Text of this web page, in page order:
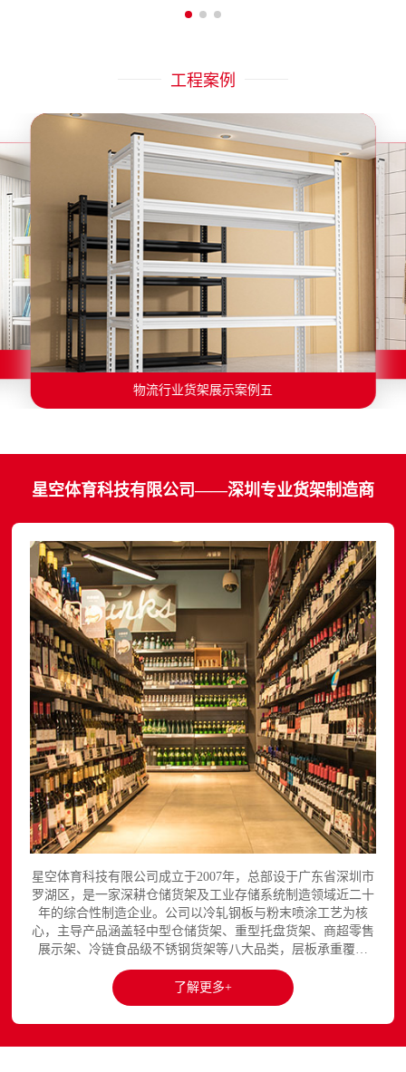
工程案例
物流行业货架展示案例一
物流行业货架展示案例六
物流行业货架展示案例五
物流行业货架展示案例四
物流行业货架展示案例三
物流行业货架展示案例二
星空体育科技有限公司——深圳专业货架制造商
星空体育科技有限公司成立于2007年，总部设于广东省深圳市
罗湖区，是一家深耕仓储货架及工业存储系统制造领域近二十
年的综合性制造企业。公司以冷轧钢板与粉末喷涂工艺为核
心，主导产品涵盖轻中型仓储货架、重型托盘货架、商超零售
展示架、冷链食品级不锈钢货架等八大品类，层板承重覆盖
150至3000kg，产品出口欧美、东南亚、中东等区域市场，已
与国内外超过300家企业建立长期合作关系。星空平台官网提
供完整的产品展示与在线咨询服务...
了解更多+